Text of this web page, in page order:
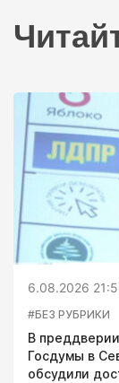
6.08.2026
#БЕЗ РУБРИКИ
В
Госдумы в
обсудили